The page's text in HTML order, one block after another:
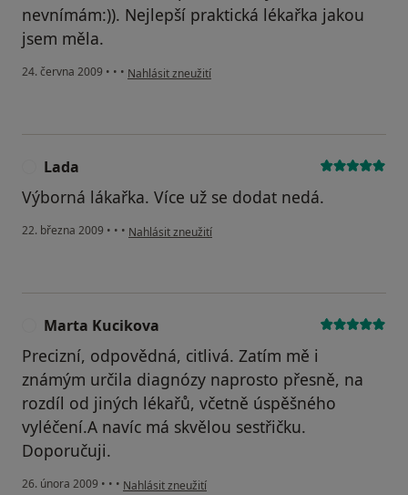
nevnímám:)). Nejlepší praktická lékařka jakou
jsem měla.
24. června 2009 • • • podle názoru uživatele petra
Nahlásit zneužití
Lada
Výborná lákařka. Více už se dodat nedá.
22. března 2009 • • • podle názoru uživatele Lada
Nahlásit zneužití
Marta Kucikova
Precizní, odpovědná, citlivá. Zatím mě i
známým určila diagnózy naprosto přesně, na
rozdíl od jiných lékařů, včetně úspěšného
vyléčení.A navíc má skvělou sestřičku.
Doporučuji.
26. února 2009 • • • podle názoru uživatele Marta Kucikova
Nahlásit zneužití